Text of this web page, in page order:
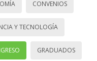
CONVENIOS
Y TECNOLOGÍA
GRADUADOS